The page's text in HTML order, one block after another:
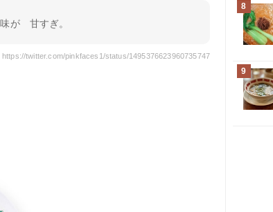
が 甘すぎ。
https://twitter.com/pinkfaces1/status/1495376623960735747
8
9